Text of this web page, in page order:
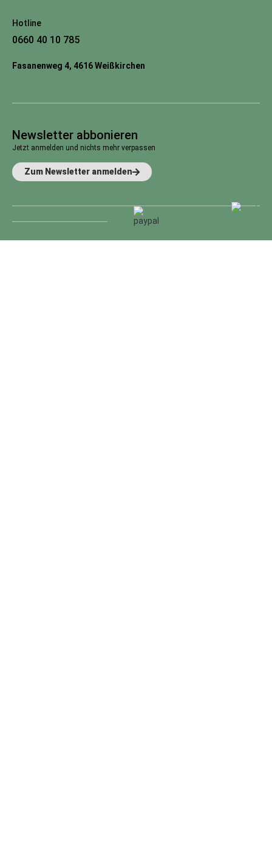
Hotline
0660 40 10 785
Fasanenweg 4, 4616 Weißkirchen
Newsletter abbonieren
Jetzt anmelden und nichts mehr verpassen
Zum Newsletter anmelden